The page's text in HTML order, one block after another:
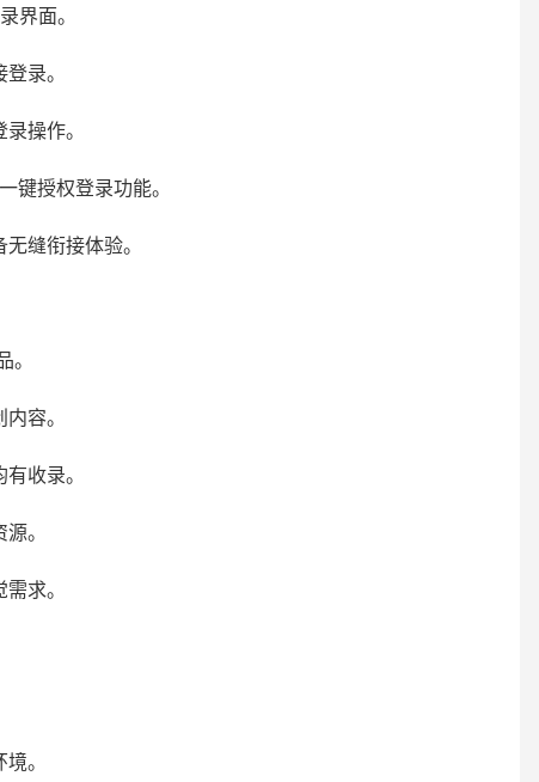
界面。
录。
操作。
键授权登录功能。
缝衔接体验。
容。
收录。
。
求。
。